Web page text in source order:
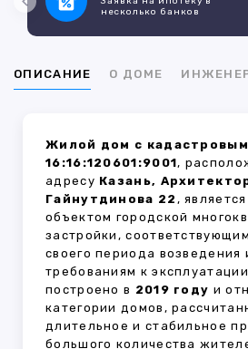
несколько банков
ОПИСАНИЕ О ДОМЕ
Жилой дом с
16:16:120601:9001,
адресу Казань,
Гайнутдинова 22 ,
объектом городской
застройки,
своего периода возведения
требованиям к
построено в 2019 году и
категории домов,
длительное и стабильное
большого количества